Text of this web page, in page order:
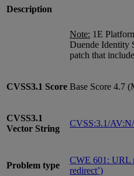
Description
Note: 1E
Duende Identity
patch that
CVSS3.1 Score Base Score 4.7
CVSS3.1
Vector String
CVSS:3.1/
Problem type
CWE 601: URL
redirect’)